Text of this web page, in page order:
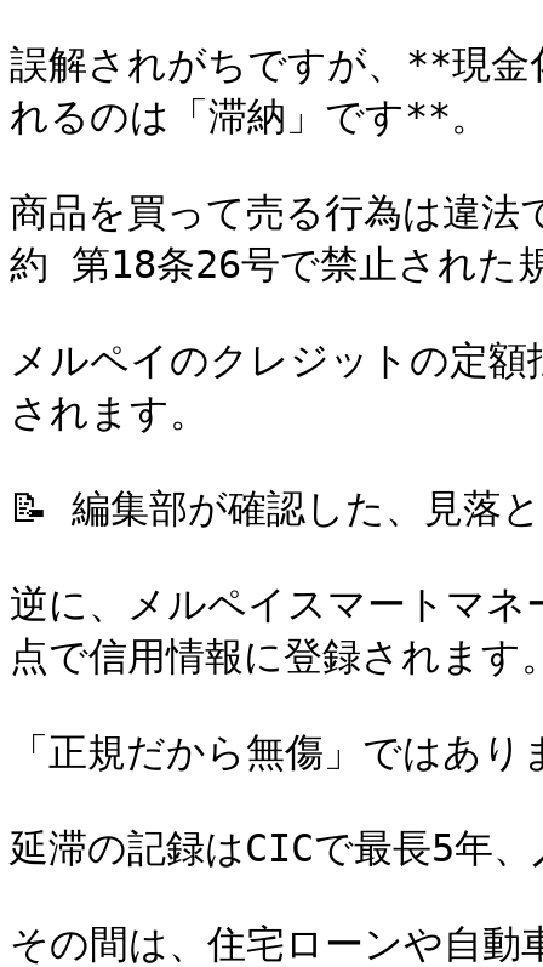
誤解されがちですが、**現金
れるのは「滞納」です**。
商品を買って売る行為は違
約 第18条26号で禁止された
メルペイのクレジットの定
されます。
📝 編集部が確認した、見落
逆に、メルペイスマートマ
点で信用情報に登録されます
「正規だから無傷」ではあり
延滞の記録はCICで最長5年
その間は、住宅ローンや自